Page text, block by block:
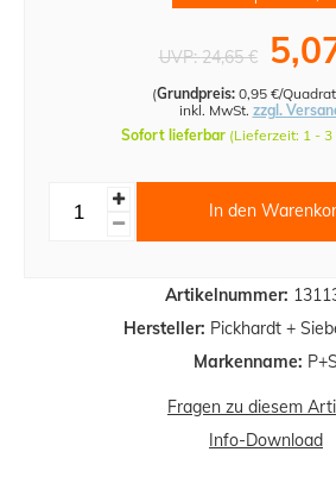
Artikelnummer:
Hersteller: Pickhardt +
Markenname: P+S
UVP:24,65 €
(Grundpreis: 0,95 €/
inkl. MwSt. zzgl.
Sofort lieferbar (Lieferzeit: 1 -
In den
Fragen zu diesem
Info-Download